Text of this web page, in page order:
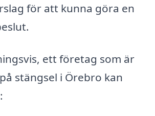
för att kunna göra en
ett företag som är
stängsel i Örebro kan